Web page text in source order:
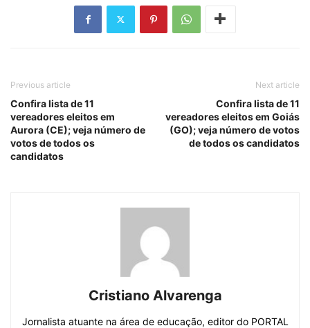
Previous article
Confira lista de 11
vereadores eleitos em
Aurora (CE); veja número de
votos de todos os
candidatos
Next article
Confira lista de 11
vereadores eleitos em Goiás
(GO); veja número de votos
de todos os candidatos
Cristiano Alvarenga
Jornalista atuante na área de educação, editor do PORTAL